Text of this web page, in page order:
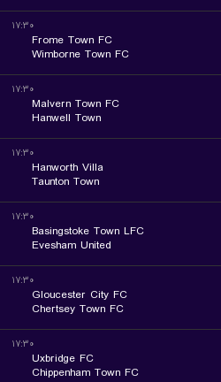
۱۷:۳۰
Frome Town FC
Wimborne Town FC
۱۷:۳۰
Malvern Town FC
Hanwell Town
۱۷:۳۰
Hanworth Villa
Taunton Town
۱۷:۳۰
Basingstoke Town LFC
Evesham United
۱۷:۳۰
Gloucester City FC
Chertsey Town FC
۱۷:۳۰
Uxbridge FC
Chippenham Town FC